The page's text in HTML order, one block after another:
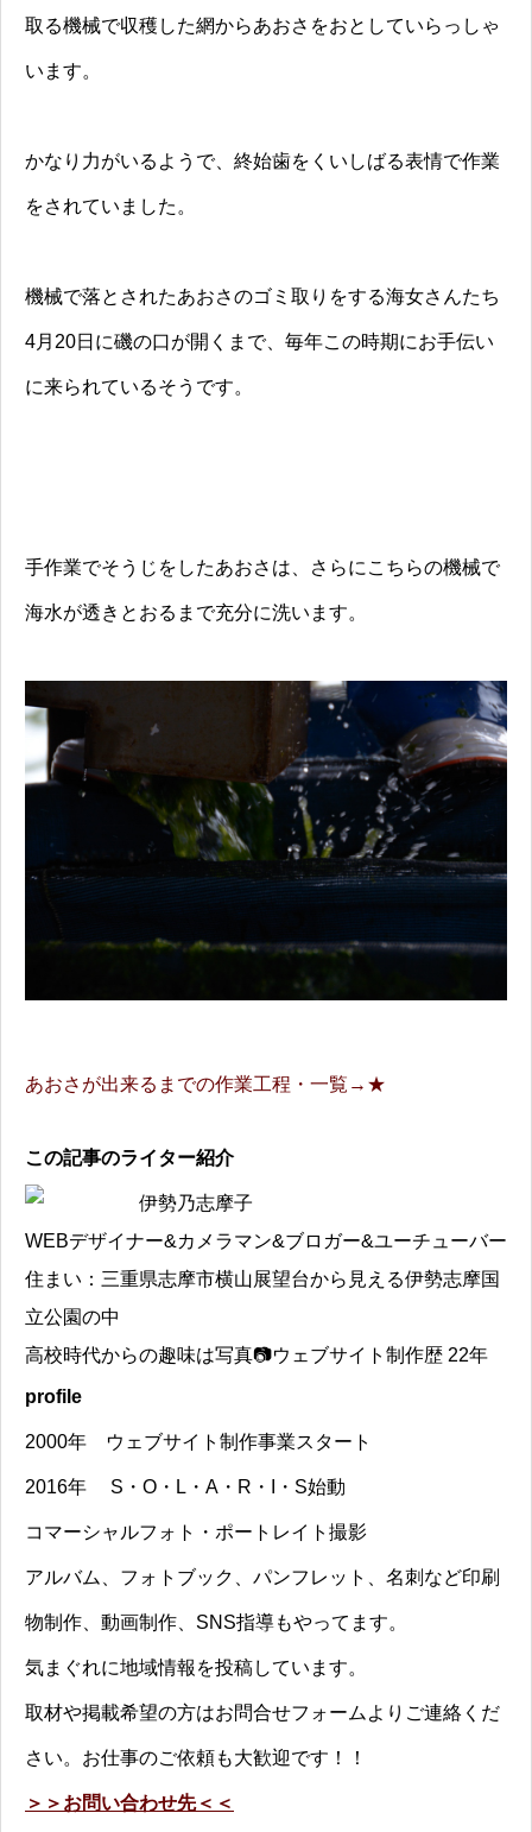
取る機械で収穫した網からあおさをおとしていらっしゃ
います。
かなり力がいるようで、終始歯をくいしばる表情で作業
をされていました。
機械で落とされたあおさのゴミ取りをする海女さんたち
4月20日に磯の口が開くまで、毎年この時期にお手伝い
に来られているそうです。
手作業でそうじをしたあおさは、さらにこちらの機械で
海水が透きとおるまで充分に洗います。
あおさが出来るまでの作業工程・一覧→★
この記事のライター紹介
伊勢乃志摩子
WEBデザイナー&カメラマン&ブロガー&ユーチューバー
住まい：三重県志摩市横山展望台から見える伊勢志摩国
立公園の中
高校時代からの趣味は写真📷ウェブサイト制作歴 22年
profile
2000年 ウェブサイト制作事業スタート
2016年 S・O・L・A・R・I・S始動
コマーシャルフォト・ポートレイト撮影
アルバム、フォトブック、パンフレット、名刺など印刷
物制作、動画制作、SNS指導もやってます。
気まぐれに地域情報を投稿しています。
取材や掲載希望の方はお問合せフォームよりご連絡くだ
さい。お仕事のご依頼も大歓迎です！！
＞＞お問い合わせ先＜＜